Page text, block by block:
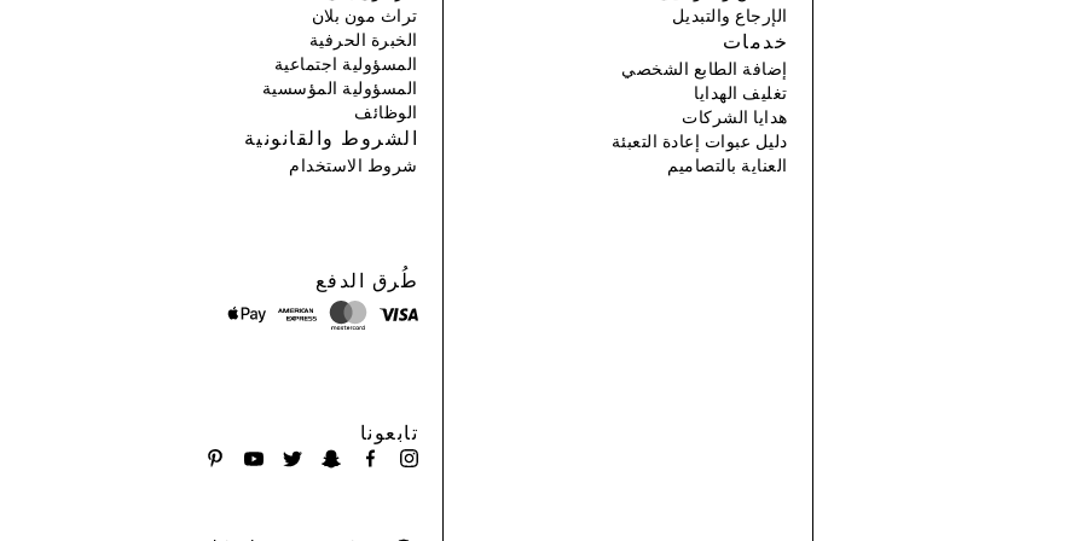
طُرق الدفع
تابعونا
الإرجاع والتبديل
خدمات
إضافة الطابع الشخصي
تغليف الهدايا
هدايا الشركات
دليل عبوات إعادة التعبئة
العناية بالتصاميم
تراث مون بلان
الخبرة الحرفية
المسؤولية اجتماعية
المسؤولية المؤسسية
الوظائف
الشروط والقانونية
شروط الاستخدام